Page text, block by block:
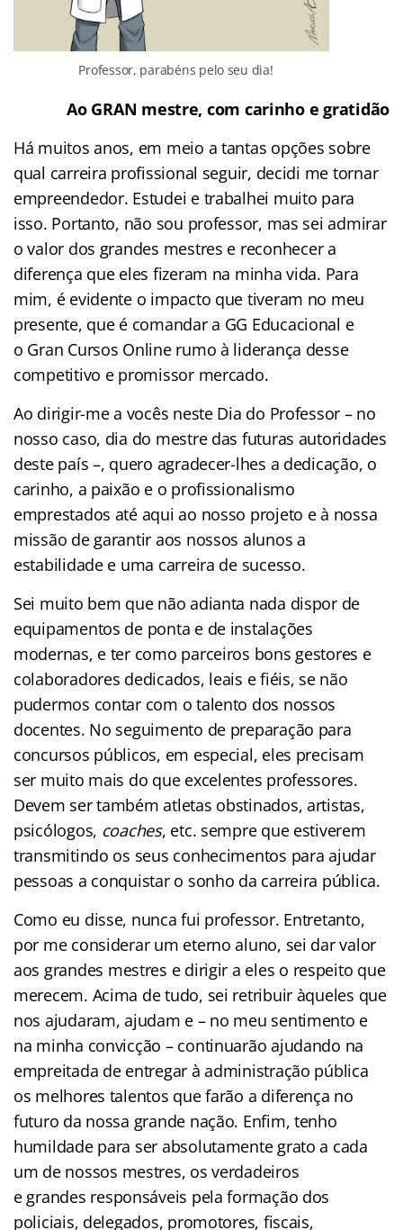
Professor, parabéns pelo seu dia!
Ao GRAN mestre, com carinho e gratidão
Há muitos anos, em meio a tantas opções sobre
qual carreira profissional seguir, decidi me tornar
empreendedor. Estudei e trabalhei muito para
isso. Portanto, não sou professor, mas sei admirar
o valor dos grandes mestres e reconhecer a
diferença que eles fizeram na minha vida. Para
mim, é evidente o impacto que tiveram no meu
presente, que é comandar a GG Educacional e
o Gran Cursos Online rumo à liderança desse
competitivo e promissor mercado.
Ao dirigir-me a vocês neste Dia do Professor – no
nosso caso, dia do mestredas futuras autoridades
deste país –, quero agradecer-lhes a dedicação, o
carinho, a paixão e o profissionalismo
emprestados até aqui ao nosso projeto e à nossa
missão de garantir aos nossos alunos a
estabilidade e uma carreira de sucesso.
Sei muito bem que não adianta nada dispor de
equipamentos de ponta e de instalações
modernas, e ter como parceiros bons gestores e
colaboradores dedicados, leais e fiéis, se não
pudermos contar com o talento dos nossos
docentes. No seguimento de preparação para
concursos públicos, em especial, eles precisam
ser muito mais do que excelentes professores.
Devem ser também atletas obstinados, artistas,
psicólogos, coaches, etc. sempre que estiverem
transmitindo os seus conhecimentos para ajudar
pessoas a conquistar o sonho da carreira pública.
Como eu disse, nunca fui professor. Entretanto,
por me considerar um eterno aluno, sei dar valor
aos grandes mestres e dirigir a eles o respeito que
merecem. Acima de tudo, sei retribuir àqueles que
nos ajudaram, ajudam e – no meu sentimento e
na minha convicção – continuarão ajudando na
empreitada de entregar à administração pública
os melhores talentos que farão a diferença no
futuro da nossa grande nação. Enfim, tenho
humildade para ser absolutamente grato a cada
um de nossos mestres, os verdadeiros
e grandes responsáveis pela formação dos
policiais, delegados, promotores, fiscais,